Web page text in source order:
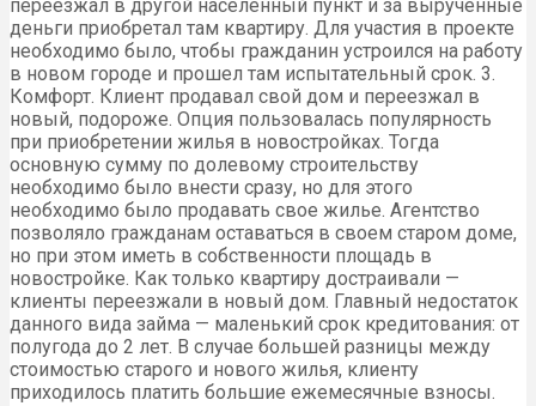
переезжал в другой населенный пункт и за вырученные
деньги приобретал там квартиру. Для участия в проекте
необходимо было, чтобы гражданин устроился на работу
в новом городе и прошел там испытательный срок. 3.
Комфорт. Клиент продавал свой дом и переезжал в
новый, подороже. Опция пользовалась популярность
при приобретении жилья в новостройках. Тогда
основную сумму по долевому строительству
необходимо было внести сразу, но для этого
необходимо было продавать свое жилье. Агентство
позволяло гражданам оставаться в своем старом доме,
но при этом иметь в собственности площадь в
новостройке. Как только квартиру достраивали —
клиенты переезжали в новый дом. Главный недостаток
данного вида займа — маленький срок кредитования: от
полугода до 2 лет. В случае большей разницы между
стоимостью старого и нового жилья, клиенту
приходилось платить большие ежемесячные взносы.